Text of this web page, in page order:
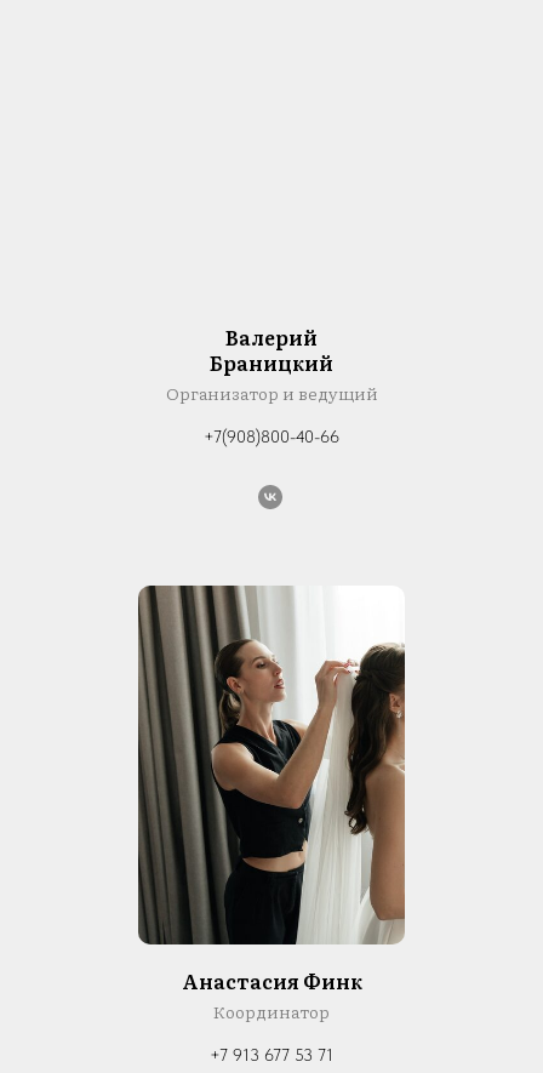
Валерий
Браницкий
Организатор и ведущий
+7(908)800-40-66
Анастасия Финк
Координатор
+7 913 677 53 71